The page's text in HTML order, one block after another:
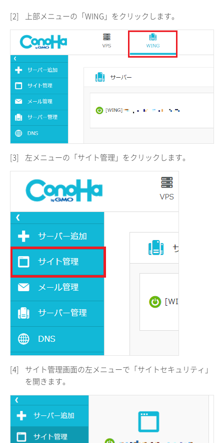
[2] 上部メニューの「WING」をクリックします。
[3] 左メニューの「サイト管理」をクリックします。
[4]
サイト管理画面の左メニューで「サイトセキュリティ」
を開きます。